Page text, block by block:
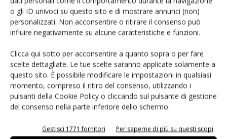
o gli ID univoci su questo sito e di mostrare annunci (non)
personalizzati. Non acconsentire o ritirare il consenso può
influire negativamente su alcune caratteristiche e funzioni.
Clicca qui sotto per acconsentire a quanto sopra o per fare
scelte dettagliate. Le tue scelte saranno applicate solamente a
questo sito. È possibile modificare le impostazioni in qualsiasi
momento, compreso il ritiro del consenso, utilizzando i
pulsanti della Cookie Policy o cliccando sul pulsante di gestione
del consenso nella parte inferiore dello schermo.
Gestisci 1771 fornitori Per saperne di più su questi scopi
Salva il mio nome, email e sito web in questo browser per i
prossimi commenti.